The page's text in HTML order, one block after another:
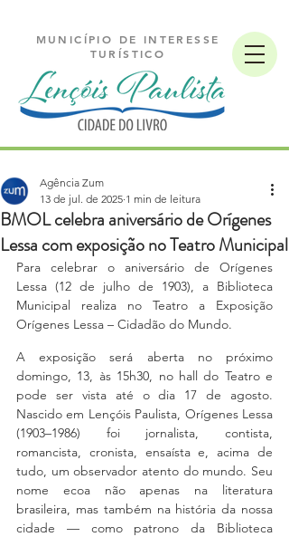
MUNICÍPIO DE INTERESSE
TURÍSTICO
BMOL celebra aniversário de Orígenes
Lessa com exposição no Teatro Municipal
Agência Zum
13 de jul. de 2025 1 min de leitura
Para celebrar o aniversário de Orígenes
Lessa (12 de julho de 1903), a Biblioteca
Municipal realiza no Teatro a Exposição
Orígenes Lessa – Cidadão do Mundo.
A exposição será aberta no próximo
domingo, 13, às 15h30, no hall do Teatro e
pode ser vista até o dia 17 de agosto.
Nascido em Lençóis Paulista, Orígenes Lessa
(1903–1986) foi jornalista, contista,
romancista, cronista, ensaísta e, acima de
tudo, um observador atento do mundo. Seu
nome ecoa não apenas na literatura
brasileira, mas também na história da nossa
cidade — como patrono da Biblioteca